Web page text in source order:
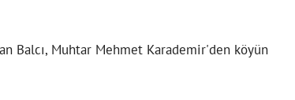
Balcı, Muhtar Mehmet Karademir'den köyün